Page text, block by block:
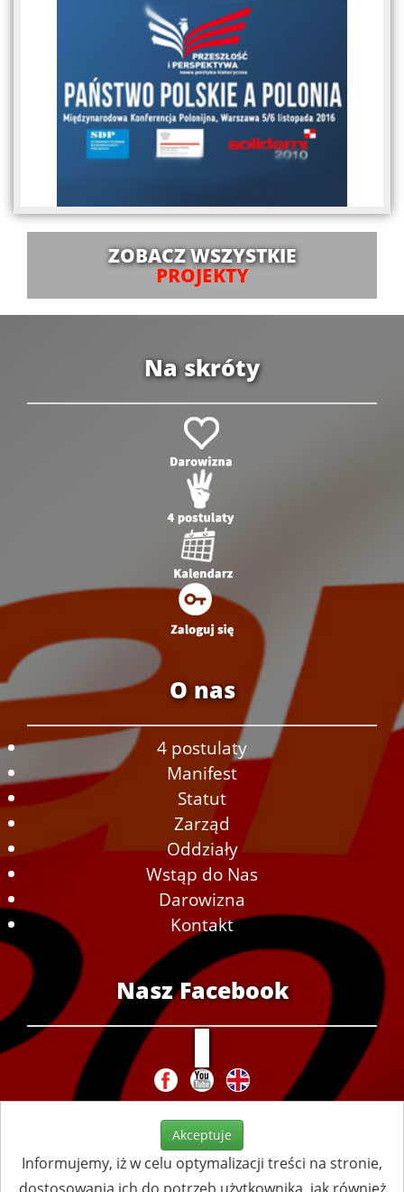
ZOBACZ WSZYSTKIE
PROJEKTY
Na skróty
O nas
4 postulaty
Manifest
Statut
Zarząd
Oddziały
Wstąp do Nas
Darowizna
Kontakt
Nasz Facebook
Akceptuje
Informujemy, iż w celu optymalizacji treści na stronie,